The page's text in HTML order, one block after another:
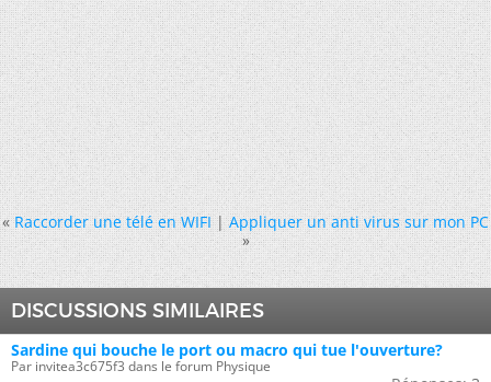
« Raccorder une télé en WIFI|Appliquer un anti virus sur mon PC
»
DISCUSSIONS SIMILAIRES
Sardine qui bouche le port ou macro qui tue l'ouverture?
Par invitea3c675f3 dans le forum Physique